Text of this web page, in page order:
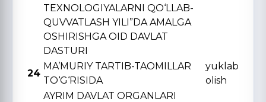
TЕXNOLOGIYALARNI QO‘LLAB-
QUVVATLASH YILI”DA AMALGA
OSHIRISHGA OID DAVLAT
DASTURI
24
MA’MURIY TARTIB-TAOMILLAR
TO‘G‘RISIDA
yuklab
olish
AYRIM DAVLAT ORGANLARI